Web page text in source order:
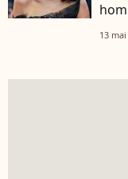
13